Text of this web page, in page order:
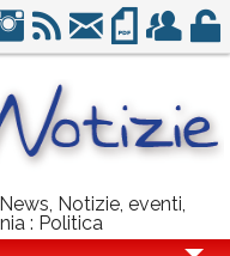
Notizie, eventi,
: Politica